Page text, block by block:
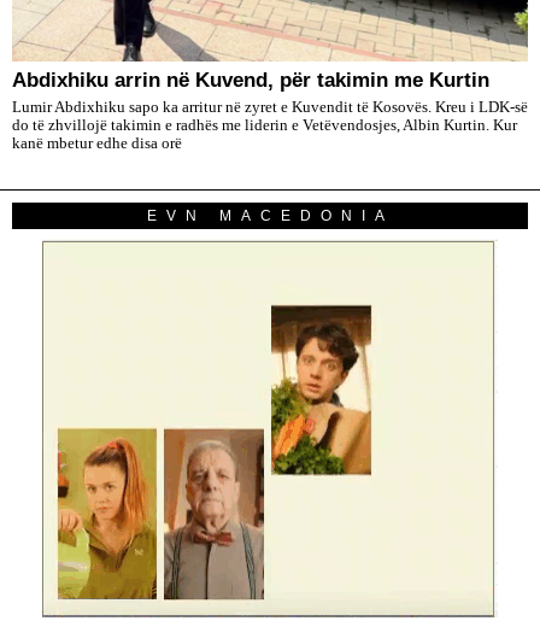
Abdixhiku arrin në Kuvend, për takimin me Kurtin
Lumir Abdixhiku sapo ka arritur në zyret e Kuvendit të Kosovës. Kreu i LDK-së
do të zhvillojë takimin e radhës me liderin e Vetëvendosjes, Albin Kurtin. Kur
kanë mbetur edhe disa orë
EVN MACEDONIA